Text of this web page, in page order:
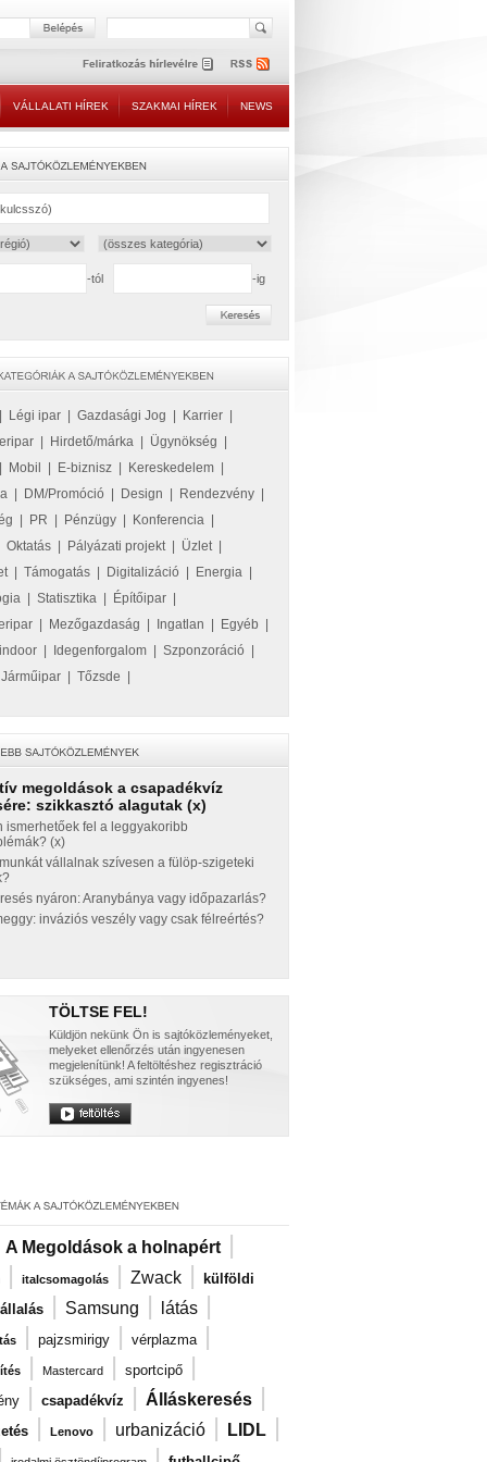
VÁLLALATI HÍREK SZAKMAI HÍREK NEWS
-tól -ig
Légi ipar Gazdasági Jog Karrier
Hirdető/márka Ügynökség
Mobil E-biznisz Kereskedelem
DM/Promóció Design Rendezvény
PR Pénzügy Konferencia
Oktatás Pályázati projekt| Üzlet|
| Támogatás Digitalizáció Energia
Statisztika Építőipar
Mezőgazdaság Ingatlan Egyéb
Idegenforgalom Szponzoráció
Járműipar Tőzsde
megoldások a csapadékvíz
szikkasztó alagutak (x)
ismerhetőek fel a leggyakoribb
(x)
vállalnak szívesen a fülöp-szigeteki
nyáron: Aranybánya vagy időpazarlás?
inváziós veszély vagy csak félreértés?
TÖLTSE FEL!
Küldjön nekünk Ön is sajtóközleményeket,
melyeket ellenőrzés után ingyenesen
megjelenítünk! A feltöltéshez regisztráció
szükséges, ami szintén ingyenes!
A Megoldások a holnapért |
| italcsomagolás | Zwack |
külföldi
| Samsung | látás |
| pajzsmirigy | vérplazma |
| Mastercard | sportcipő |
| csapadékvíz | Álláskeresés |
| Lenovo | urbanizáció | LIDL |